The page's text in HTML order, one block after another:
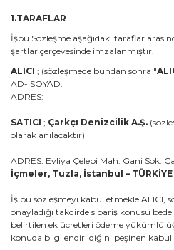
1.TARAFLAR
İşbu Sözleşme aşağıdaki taraflar
şartlar çerçevesinde imzalanmıştır.
ALICI ; (sözleşmede bundan sonra "
AD- SOYAD:
ADRES:
SATICI ; Çarkçı Denizcilik A.Ş.
olarak anılacaktır)
ADRES: Evliya Çelebi Mah. Gani Sok.
İçmeler, Tuzla, İstanbul – TÜRKİYE
İş bu sözleşmeyi kabul etmekle ALICI,
onayladığı takdirde sipariş konusu
belirtilen ek ücretleri ödeme
konuda bilgilendirildiğini peşinen kabul